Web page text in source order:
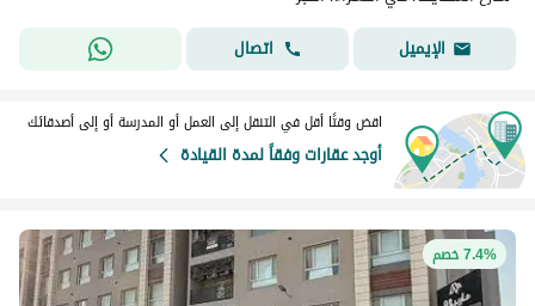
الإيميل
اتصال
اقض وقتًا أقل في التنقل إلى العمل أو المدرسة أو إلى أصدقائك
أوجد عقارات وفقاً لمدة القيادة
7.4% خصم